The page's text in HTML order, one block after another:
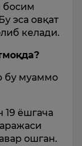
босим
эса овқат
келади.
бу муаммо
ёшгача
ошган.